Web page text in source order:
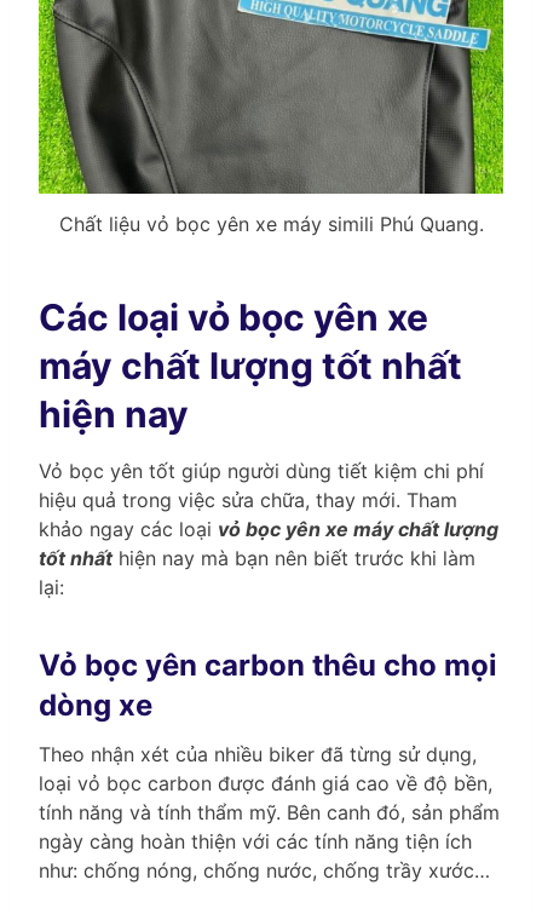
Chất liệu vỏ bọc yên xe máy simili Phú Quang.
Các loại vỏ bọc yên xe
máy chất lượng tốt nhất
hiện nay
Vỏ bọc yên tốt giúp người dùng tiết kiệm chi phí
hiệu quả trong việc sửa chữa, thay mới. Tham
khảo ngay các loại vỏ bọc yên xe máy chất lượng
tốt nhấthiện nay mà bạn nên biết trước khi làm
lại:
Vỏ bọc yên carbon thêu cho mọi
dòng xe
Theo nhận xét của nhiều biker đã từng sử dụng,
loại vỏ bọc carbon được đánh giá cao về độ bền,
tính năng và tính thẩm mỹ. Bên canh đó, sản phẩm
ngày càng hoàn thiện với các tính năng tiện ích
như: chống nóng, chống nước, chống trầy xước…